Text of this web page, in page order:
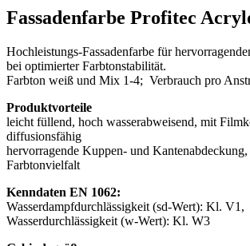
Fassadenfarbe Profitec
Hochleistungs-Fassadenfarbe für
bei optimierter Farbtonstabilität.
Farbton weiß und Mix 1-4; Verbrauch pro
Produktvorteile
leicht füllend, hoch wasserabweisend, mit
diffusionsfähig
hervorragende Kuppen- und
Farbtonvielfalt
Kenndaten EN 1062:
Wasserdampfdurchlässigkeit (sd-Wert): Kl. V1,
Wasserdurchlässigkeit (w-Wert): Kl. W3